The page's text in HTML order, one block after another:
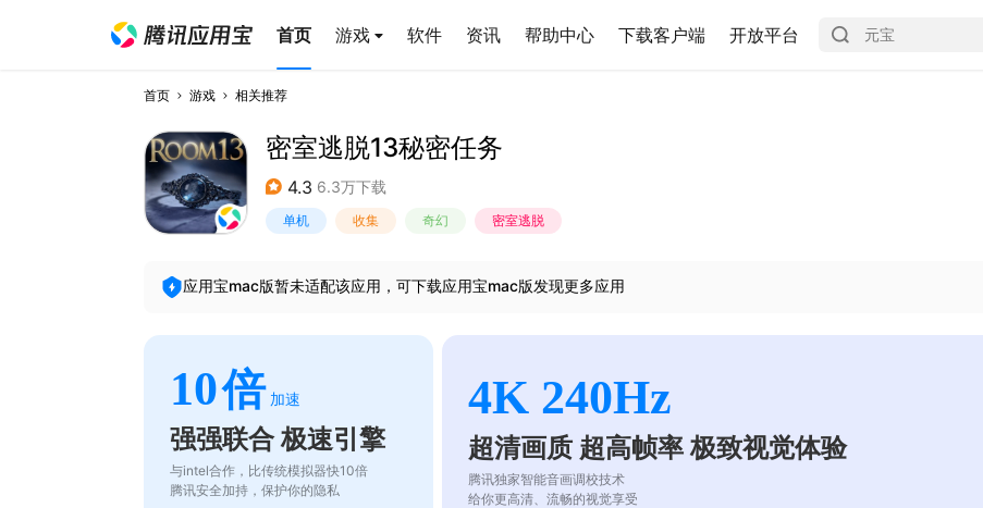
首页 游戏 软件 资讯 帮助中心 下载客户端 开放平台
首页 游戏 相关推荐
密室逃脱13秘密任务
4.3 6.3万下载
单机 收集 奇幻 密室逃脱
应用宝mac版暂未适配该应用，可下载应用宝mac版发现更多应用
10倍 加速
强强联合 极速引擎
与intel合作，比传统模拟器快10倍
腾讯安全加持，保护你的隐私
4K 240Hz
超清画质 超高帧率 极致视觉体验
腾讯独家智能音画调校技术
给你更高清、流畅的视觉享受